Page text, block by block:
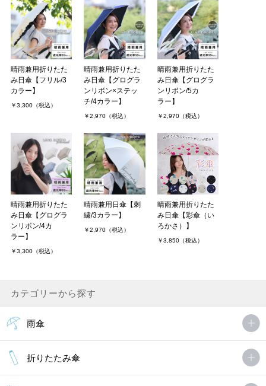
晴雨兼用折りたた
み日傘【フリル/3
カラー】
￥3,300（税込）
晴雨兼用折りたた
み日傘【グログラ
ンリボン×ステッ
チ/4カラー】
￥2,970（税込）
晴雨兼用折りたた
み日傘【グログラ
ンリボン/5カ
ラー】
￥2,970（税込）
晴雨兼用折りたた
み日傘【グログラ
ンリボン/4カ
ラー】
￥3,300（税込）
晴雨兼用日傘【刺
繍/3カラー】
￥2,970（税込）
晴雨兼用折りたた
み日傘【彩傘（い
ろかさ）】
￥3,850（税込）
カテゴリーから探す
雨傘
折りたたみ傘